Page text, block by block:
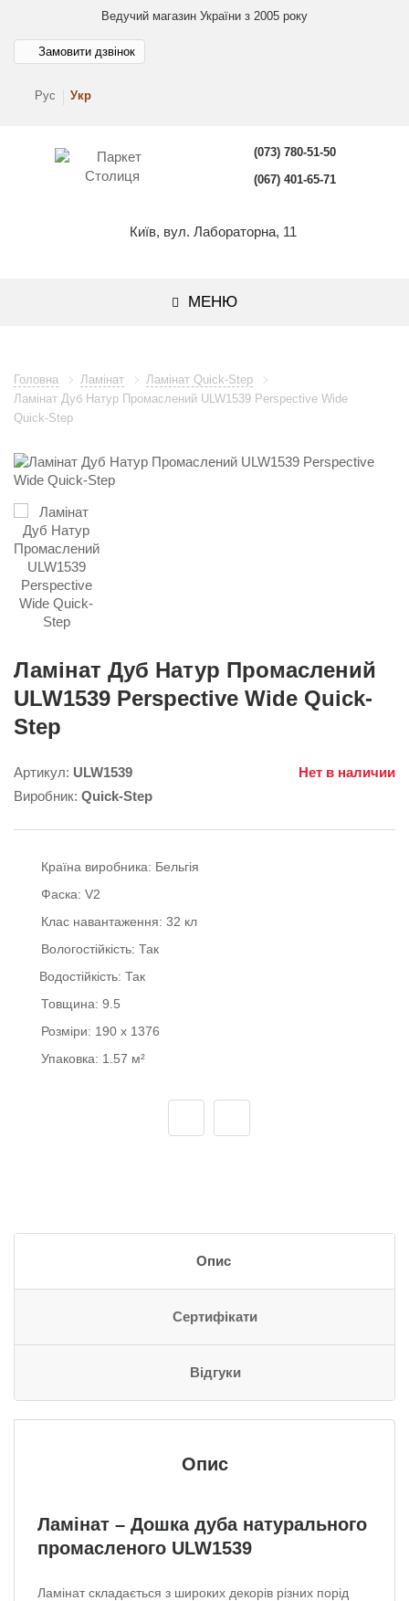
Ведучий магазин України з 2005 року
Рус Укр
Замовити дзвінок
(073) 780-51-50
(067) 401-65-71
Київ, вул. Лабораторна, 11
МЕНЮ
Головна Ламінат
Ламінат Quick-Step
Ламінат Дуб Натур Промаслений ULW1539 Perspective Wide
Quick-Step
Ламінат Дуб Натур Промаслений
ULW1539 Perspective Wide Quick-
Step
Артикул: ULW1539
Нет в наличии
Виробник: Quick-Step
Країна виробника: Бельгія
Фаска: V2
Клас навантаження: 32 кл
Вологостійкість: Так
Водостійкість: Так
Товщина: 9.5
Розміри: 190 x 1376
Упаковка: 1.57 м²
Опис
Сертифікати
Відгуки
Опис
Ламінат – Дошка дуба натурального
промасленого ULW1539
Ламінатскладається з широких декорів різних порід